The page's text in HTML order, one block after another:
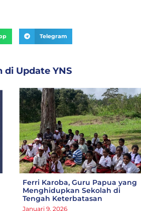
Telegram
di Update YNS
Ferri Karoba, Guru Papua yang
Menghidupkan Sekolah di
Tengah Keterbatasan
Januari 9, 2026